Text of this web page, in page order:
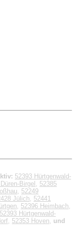
52393 Hürtgenwald-
Birgel , 52385
, 52249
Jülich, 52441
, 52396 Heimbach,
52393 Hürtgenwald-
, 52353 Hoven, und